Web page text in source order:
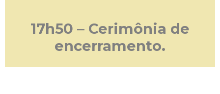
17h50 – Cerimônia de
encerramento.